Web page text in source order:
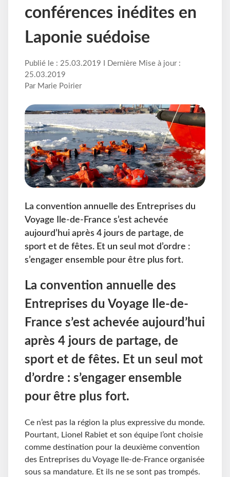
conférences inédites en
Laponie suédoise
Publié le : 25.03.2019 I Dernière Mise à jour :
25.03.2019
Par Marie Poirier
La convention annuelle des Entreprises du
Voyage Ile-de-France s’est achevée
aujourd’hui après 4 jours de partage, de
sport et de fêtes. Et un seul mot d’ordre :
s’engager ensemble pour être plus fort.
La convention annuelle des
Entreprises du Voyage Ile-de-
France s’est achevée aujourd’hui
après 4 jours de partage, de
sport et de fêtes. Et un seul mot
d’ordre : s’engager ensemble
pour être plus fort.
Ce n’est pas la région la plus expressive du monde.
Pourtant, Lionel Rabiet et son équipe l’ont choisie
comme destination pour la deuxième convention
des Entreprises du Voyage Ile-de-France organisée
sous sa mandature. Et ils ne se sont pas trompés.